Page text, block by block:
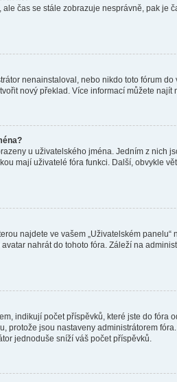
čas se stále zobrazuje nesprávně, pak
nenainstaloval, nebo nikdo toto fórum
nový překlad. Více informací můžete najít
u uživatelského jména. Jedním z
mají uživatelé fóra funkci. Další, obvykle
najdete ve vašem „Uživatelském
nahrát do tohoto fóra. Záleží na
indikují počet příspěvků, které jste do
protože jsou nastaveny administrátorem
jednoduše sníží váš počet příspěvků.